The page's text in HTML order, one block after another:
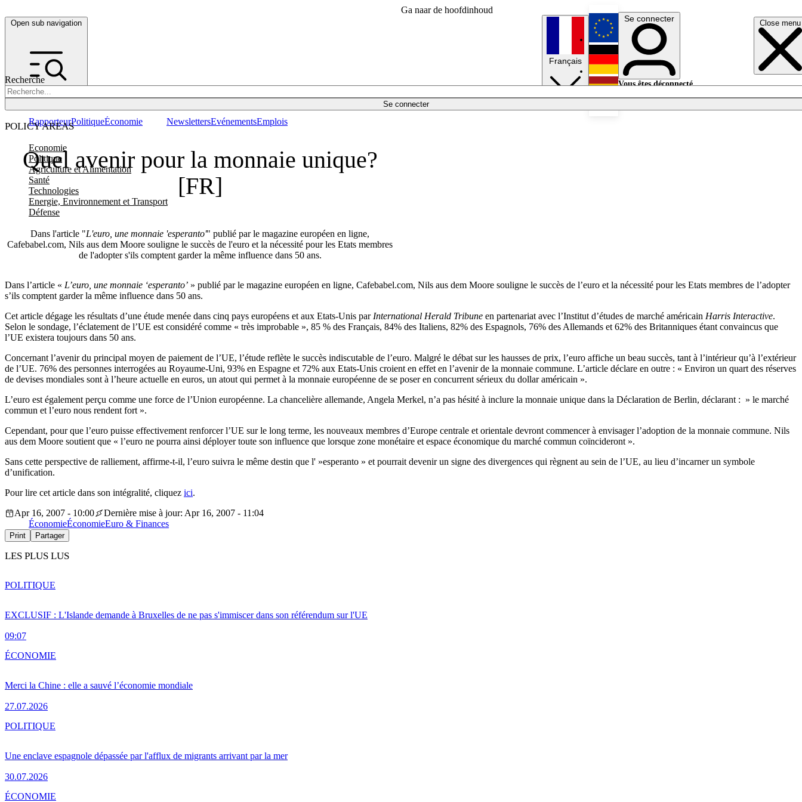
Ga naar de hoofdinhoud
Open sub navigation Close menu
Recherche
Se connecter
POLICY AREAS
Economie
Politique
Agriculture et Alimentation
Santé
Technologies
Energie, Environnement et Transport
Défense
RapporteurPolitiqueÉconomie NewslettersEvénementsEmplois
Français
English
Deutsch
Se connecter
Vous êtes déconnecté.
Quel avenir pour la monnaie unique?
[FR]
Dans l'article "L'euro, une monnaie 'esperanto'" publié par le magazine européen en ligne,
Cafebabel.com, Nils aus dem Moore souligne le succès de l'euro et la nécessité pour les Etats membres
de l'adopter s'ils comptent garder la même influence dans 50 ans.
Dans l’article « L’euro, une monnaie ‘esperanto’ » publié par le magazine européen en ligne, Cafebabel.com, Nils aus dem Moore souligne le succès de l’euro et la nécessité pour les Etats membres de l’adopter
s’ils comptent garder la même influence dans 50 ans.
Cet article dégage les résultats d’une étude menée dans cinq pays européens et aux Etats-Unis par International Herald Tribune en partenariat avec l’Institut d’études de marché américain Harris Interactive.
Selon le sondage, l’éclatement de l’UE est considéré comme « très improbable », 85 % des Français, 84% des Italiens, 82% des Espagnols, 76% des Allemands et 62% des Britanniques étant convaincus que
l’UE existera toujours dans 50 ans.
Concernant l’avenir du principal moyen de paiement de l’UE, l’étude reflète le succès indiscutable de l’euro. Malgré le débat sur les hausses de prix, l’euro affiche un beau succès, tant à l’intérieur qu’à l’extérieur
de l’UE. 76% des personnes interrogées au Royaume-Uni, 93% en Espagne et 72% aux Etats-Unis croient en effet en l’avenir de la monnaie commune. L’article déclare en outre : « Environ un quart des réserves
de devises mondiales sont à l’heure actuelle en euros, un atout qui permet à la monnaie européenne de se poser en concurrent sérieux du dollar américain ».
L’euro est également perçu comme une force de l’Union européenne. La chancelière allemande, Angela Merkel, n’a pas hésité à inclure la monnaie unique dans la Déclaration de Berlin, déclarant : » le marché
commun et l’euro nous rendent fort ».
Cependant, pour que l’euro puisse effectivement renforcer l’UE sur le long terme, les nouveaux membres d’Europe centrale et orientale devront commencer à envisager l’adoption de la monnaie commune. Nils
aus dem Moore soutient que « l’euro ne pourra ainsi déployer toute son influence que lorsque zone monétaire et espace économique du marché commun coïncideront ».
Sans cette perspective de ralliement, affirme-t-il, l’euro suivra le même destin que l' »esperanto » et pourrait devenir un signe des divergences qui règnent au sein de l’UE, au lieu d’incarner un symbole
d’unification.
Pour lire cet article dans son intégralité, cliquez ici.
Apr 16, 2007 - 10:00
Dernière mise à jour: Apr 16, 2007 - 11:04
ÉconomieÉconomieEuro & Finances
Print Partager
LES PLUS LUS
EXCLUSIF : L'Islande demande à Bruxelles de ne pas s'immiscer dans son référendum sur l'UE
09:07
POLITIQUE
Merci la Chine : elle a sauvé l’économie mondiale
27.07.2026
ÉCONOMIE
Une enclave espagnole dépassée par l'afflux de migrants arrivant par la mer
30.07.2026
POLITIQUE
ÉCONOMIE